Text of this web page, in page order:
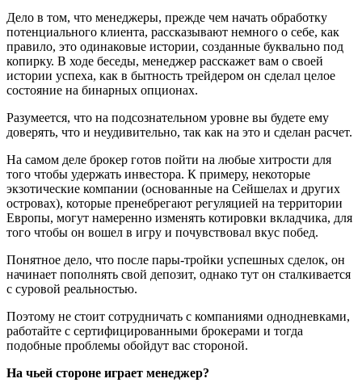
Дело в том, что менеджеры, прежде чем начать обработку
потенциального клиента, рассказывают немного о себе, как
правило, это одинаковые истории, созданные буквально под
копирку. В ходе беседы, менеджер расскажет вам о своей
истории успеха, как в бытность трейдером он сделал целое
состояние на бинарных опционах.
Разумеется, что на подсознательном уровне вы будете ему
доверять, что и неудивительно, так как на это и сделан расчет.
На самом деле брокер готов пойти на любые хитрости для
того чтобы удержать инвестора. К примеру, некоторые
экзотические компании (основанные на Сейшелах и других
островах), которые пренебрегают регуляцией на территории
Европы, могут намеренно изменять котировки вкладчика, для
того чтобы он вошел в игру и почувствовал вкус побед.
Понятное дело, что после пары-тройки успешных сделок, он
начинает пополнять свой депозит, однако тут он сталкивается
с суровой реальностью.
Поэтому не стоит сотрудничать с компаниями однодневками,
работайте с сертифицированными брокерами и тогда
подобные проблемы обойдут вас стороной.
На чьей стороне играет менеджер?